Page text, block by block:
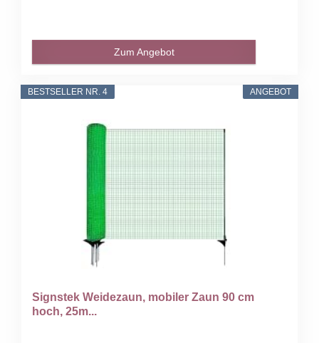
Zum Angebot
ANGEBOT
BESTSELLER NR. 4
Signstek Weidezaun, mobiler Zaun 90 cm
hoch, 25m...